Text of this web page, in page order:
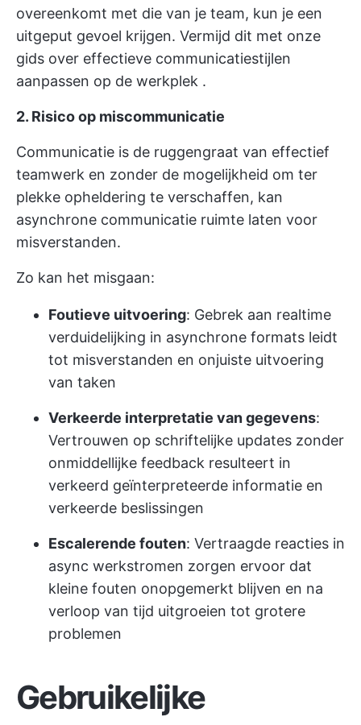
overeenkomt met die van je team, kun je een
uitgeput gevoel krijgen. Vermijd dit met onze
gids over effectieve communicatiestijlen
aanpassen op de werkplek .
2. Risico op miscommunicatie
Communicatie is de ruggengraat van effectief
teamwerk en zonder de mogelijkheid om ter
plekke opheldering te verschaffen, kan
asynchrone communicatie ruimte laten voor
misverstanden.
Zo kan het misgaan:
Foutieve uitvoering: Gebrek aan realtime
verduidelijking in asynchrone formats leidt
tot misverstanden en onjuiste uitvoering
van taken
Verkeerde interpretatie van gegevens:
Vertrouwen op schriftelijke updates zonder
onmiddellijke feedback resulteert in
verkeerd geïnterpreteerde informatie en
verkeerde beslissingen
Escalerende fouten: Vertraagde reacties in
async werkstromen zorgen ervoor dat
kleine fouten onopgemerkt blijven en na
verloop van tijd uitgroeien tot grotere
problemen
Gebruikelijke